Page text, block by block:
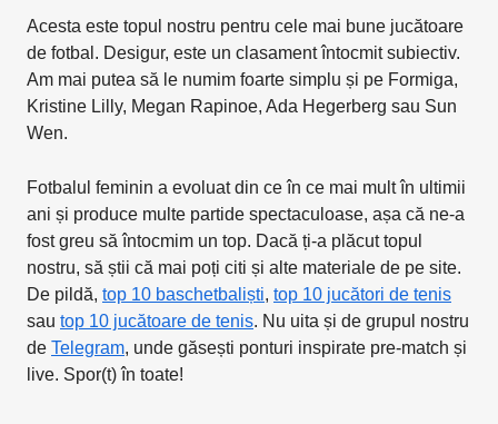
Acesta este topul nostru pentru cele mai bune jucătoare
de fotbal. Desigur, este un clasament întocmit subiectiv.
Am mai putea să le numim foarte simplu și pe Formiga,
Kristine Lilly, Megan Rapinoe, Ada Hegerberg sau Sun
Wen.
Fotbalul feminin a evoluat din ce în ce mai mult în ultimii
ani și produce multe partide spectaculoase, așa că ne-a
fost greu să întocmim un top. Dacă ți-a plăcut topul
nostru, să știi că mai poți citi și alte materiale de pe site.
De pildă, top 10 baschetbaliști, top 10 jucători de tenis
sau top 10 jucătoare de tenis. Nu uita și de grupul nostru
de Telegram, unde găsești ponturi inspirate pre-match și
live. Spor(t) în toate!